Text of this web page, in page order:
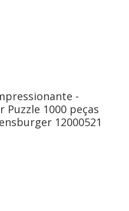
-
1000 peças
12000521